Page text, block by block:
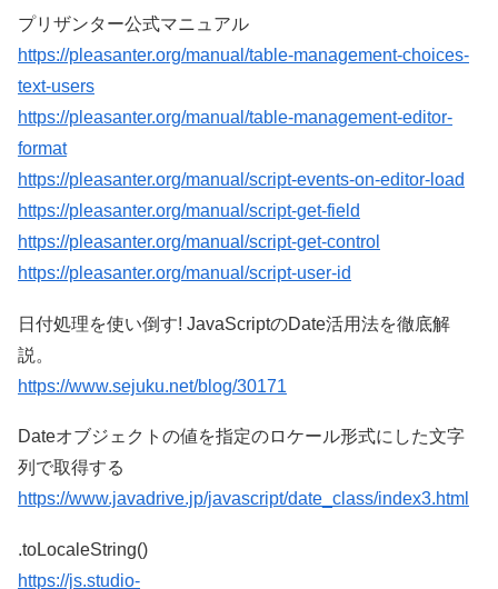
プリザンター公式マニュアル
https://pleasanter.org/manual/table-management-choices-
text-users
https://pleasanter.org/manual/table-management-editor-
format
https://pleasanter.org/manual/script-events-on-editor-load
https://pleasanter.org/manual/script-get-field
https://pleasanter.org/manual/script-get-control
https://pleasanter.org/manual/script-user-id
日付処理を使い倒す! JavaScriptのDate活用法を徹底解
説。
https://www.sejuku.net/blog/30171
Dateオブジェクトの値を指定のロケール形式にした文字
列で取得する
https://www.javadrive.jp/javascript/date_class/index3.html
.toLocaleString()
https://js.studio-